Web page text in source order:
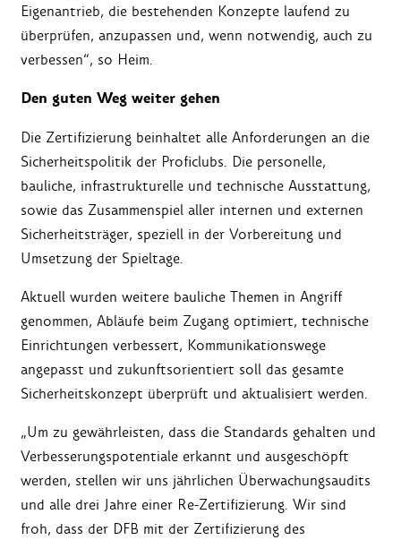
Eigenantrieb, die bestehenden Konzepte laufend zu
überprüfen, anzupassen und, wenn notwendig, auch zu
verbessen“, so Heim.
Den guten Weg weiter gehen
Die Zertifizierung beinhaltet alle Anforderungen an die
Sicherheitspolitik der Proficlubs. Die personelle,
bauliche, infrastrukturelle und technische Ausstattung,
sowie das Zusammenspiel aller internen und externen
Sicherheitsträger, speziell in der Vorbereitung und
Umsetzung der Spieltage.
Aktuell wurden weitere bauliche Themen in Angriff
genommen, Abläufe beim Zugang optimiert, technische
Einrichtungen verbessert, Kommunikationswege
angepasst und zukunftsorientiert soll das gesamte
Sicherheitskonzept überprüft und aktualisiert werden.
„Um zu gewährleisten, dass die Standards gehalten und
Verbesserungspotentiale erkannt und ausgeschöpft
werden, stellen wir uns jährlichen Überwachungsaudits
und alle drei Jahre einer Re-Zertifizierung. Wir sind
froh, dass der DFB mit der Zertifizierung des